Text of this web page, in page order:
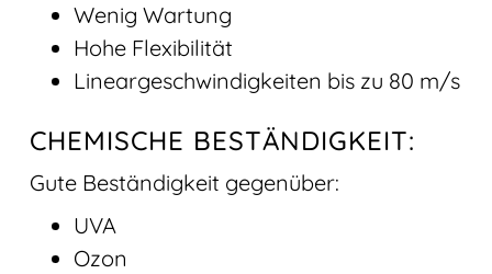
Wenig Wartung
Hohe Flexibilität
Lineargeschwindigkeiten bis zu 80 m/s
CHEMISCHE BESTÄNDIGKEIT:
Gute Beständigkeit gegenüber:
UVA
Ozon